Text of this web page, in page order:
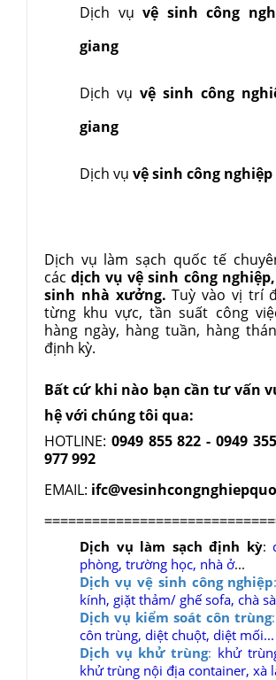
Dịch vụvệ sinh công
giang
Dịch vụ vệ sinh công
giang
Dịch vụ vệ sinh công
Dịch vụ làm sạch quốc tế
các dịch vụ vệ sinh công
sinh nhà xưởng. Tuỳ vào vị trí
từng khu vực, tần suất công
hàng ngày, hàng tuần, hàng
định kỳ.
Bất cứ khi nào bạn cần tư vấn
hệ với chúng tôi qua:
HOTLINE: 0949 855 822 - 0949
977992
EMAIL:
Dịch vụ làm sạch định kỳ:
phòng, trường học, nhà ở...
Dịch vụ vệ sinh công nghiệp
kính, giặt thảm/ ghế sofa, chà
Dịch vụ kiểm soát côn trùng:
côn trùng, diệt chuột, diệt mối...
Dịch vụ khử trùng: khử
khử trùng nội địa container, xà